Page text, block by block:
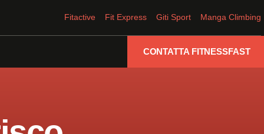
Fitactive Fit Express Giti Sport Manga Climbing
CONTATTA FITNESSFAST